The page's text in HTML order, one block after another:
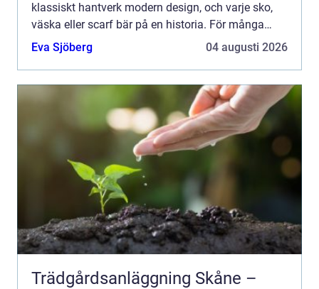
klassiskt hantverk modern design, och varje sko,
väska eller scarf bär på en historia. För många
handlar shopping inte längre bara om att köpa ...
Eva Sjöberg 04 augusti 2026
Trädgårdsanläggning Skåne –